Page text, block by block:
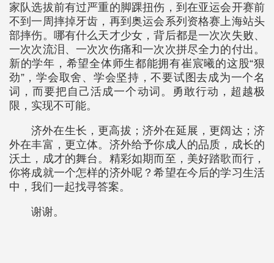
家队选拔前有过严重的脚踝扭伤，到在亚运会开赛前
不到一周摔掉牙齿，再到奥运会系列资格赛上海站头
部摔伤。哪有什么天才少女，背后都是一次次失败、
一次次流泪、一次次伤痛和一次次拼尽全力的付出。
新的学年，希望全体师生都能拥有崔宸曦的这股“狠
劲”，学会取舍、学会坚持，不要试图去成为一个名
词，而要把自己活成一个动词。勇敢行动，超越极
限，实现不可能。
济外在生长，更高拔；济外在延展，更阔达；济
外在丰富，更立体。济外给予你成人的品质，成长的
沃土，成才的舞台。精彩如期而至，美好踏歌而行，
你将成就一个怎样的济外呢？希望在今后的学习生活
中，我们一起找寻答案。
谢谢。